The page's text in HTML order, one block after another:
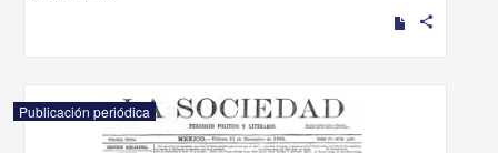
share
Publicación periódica